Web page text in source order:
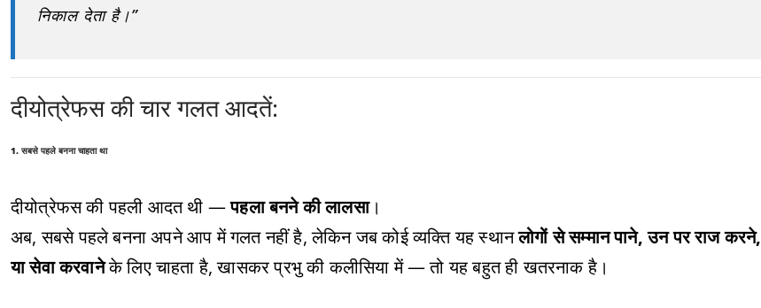
निकाल देता है।”
दीयोत्रेफस की चार गलत आदतें:
1. सबसे पहले बनना चाहता था
दीयोत्रेफस की पहली आदत थी —पहला बनने की लालसा।
अब, सबसे पहले बनना अपने आप में गलत नहीं है, लेकिन जब कोई व्यक्ति यह स्थानलोगों से सम्मान पाने, उन पर राज करने,
या सेवा करवानेके लिए चाहता है, खासकर प्रभु की कलीसिया में — तो यह बहुत ही खतरनाक है।